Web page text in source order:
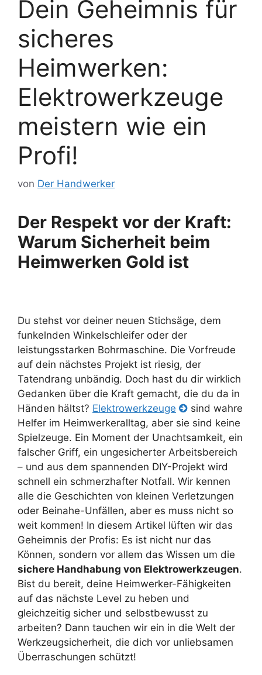
Dein Geheimnis für
sicheres
Heimwerken:
Elektrowerkzeuge
meistern wie ein
Profi!
von Der Handwerker
Der Respekt vor der Kraft:
Warum Sicherheit beim
Heimwerken Gold ist
Du stehst vor deiner neuen Stichsäge, dem
funkelnden Winkelschleifer oder der
leistungsstarken Bohrmaschine. Die Vorfreude
auf dein nächstes Projekt ist riesig, der
Tatendrang unbändig. Doch hast du dir wirklich
Gedanken über die Kraft gemacht, die du da in
Händen hältst? Elektrowerkzeuge
sind wahre
Helfer im Heimwerkeralltag, aber sie sind keine
Spielzeuge. Ein Moment der Unachtsamkeit, ein
falscher Griff, ein ungesicherter Arbeitsbereich
– und aus dem spannenden DIY-Projekt wird
schnell ein schmerzhafter Notfall. Wir kennen
alle die Geschichten von kleinen Verletzungen
oder Beinahe-Unfällen, aber es muss nicht so
weit kommen! In diesem Artikel lüften wir das
Geheimnis der Profis: Es ist nicht nur das
Können, sondern vor allem das Wissen um die
sichere Handhabung von Elektrowerkzeugen.
Bist du bereit, deine Heimwerker-Fähigkeiten
auf das nächste Level zu heben und
gleichzeitig sicher und selbstbewusst zu
arbeiten? Dann tauchen wir ein in die Welt der
Werkzeugsicherheit, die dich vor unliebsamen
Überraschungen schützt!